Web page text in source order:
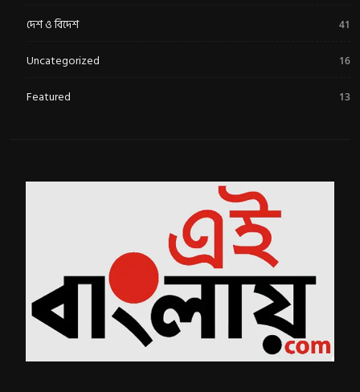
দেশ ও বিদেশ 41
Uncategorized 16
Featured 13